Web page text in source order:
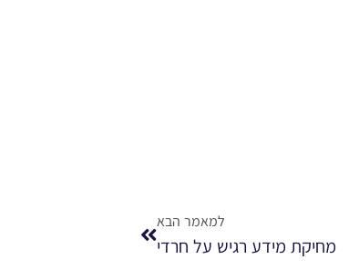
למאמר הבא
מחיקת מידע רגיש על חרדי